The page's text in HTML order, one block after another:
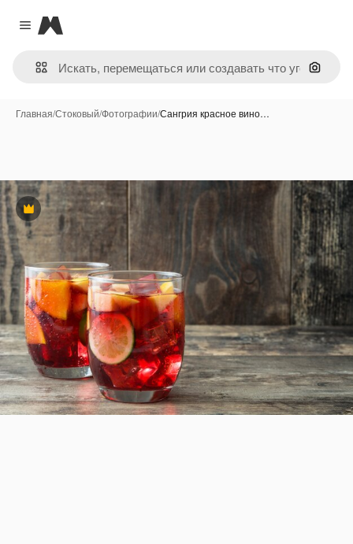
Close menu
Magnific
Поиск
Главная/Стоковый/Фотографии/Сангрия красное вино…
Премиум